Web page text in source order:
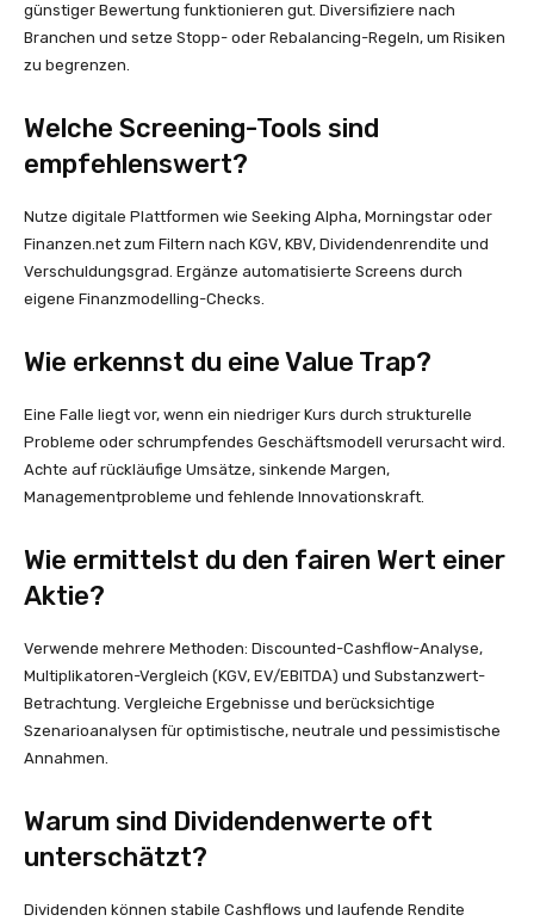
günstiger Bewertung funktionieren gut. Diversifiziere nach
Branchen und setze Stopp- oder Rebalancing-Regeln, um Risiken
zu begrenzen.
Welche Screening-Tools sind
empfehlenswert?
Nutze digitale Plattformen wie Seeking Alpha, Morningstar oder
Finanzen.net zum Filtern nach KGV, KBV, Dividendenrendite und
Verschuldungsgrad. Ergänze automatisierte Screens durch
eigene Finanzmodelling-Checks.
Wie erkennst du eine Value Trap?
Eine Falle liegt vor, wenn ein niedriger Kurs durch strukturelle
Probleme oder schrumpfendes Geschäftsmodell verursacht wird.
Achte auf rückläufige Umsätze, sinkende Margen,
Managementprobleme und fehlende Innovationskraft.
Wie ermittelst du den fairen Wert einer
Aktie?
Verwende mehrere Methoden: Discounted-Cashflow-Analyse,
Multiplikatoren-Vergleich (KGV, EV/EBITDA) und Substanzwert-
Betrachtung. Vergleiche Ergebnisse und berücksichtige
Szenarioanalysen für optimistische, neutrale und pessimistische
Annahmen.
Warum sind Dividendenwerte oft
unterschätzt?
Dividenden können stabile Cashflows und laufende Rendite